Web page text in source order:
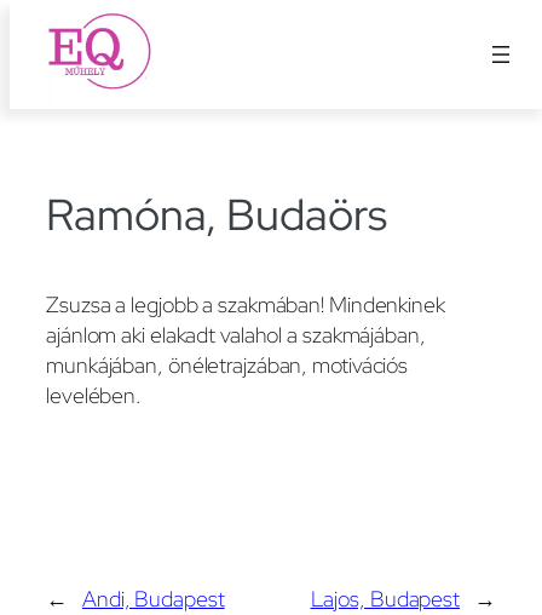
Ugrás
Ramóna, Budaörs
Zsuzsa a legjobb a szakmában! Mindenkinek
ajánlom aki elakadt valahol a szakmájában,
munkájában, önéletrajzában, motivációs
levelében.
← Andi, Budapest Lajos, Budapest →